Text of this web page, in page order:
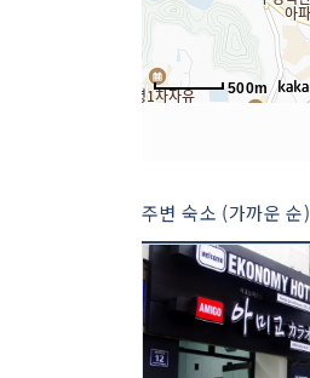
500m
주변 숙소 (가까운 순)